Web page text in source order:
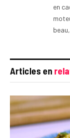
en
Articles en